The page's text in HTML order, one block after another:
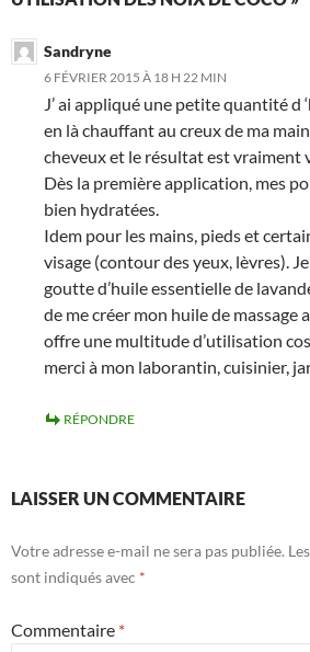
Sandryne
6 FÉVRIER 2015 À 18 H 22 MIN
J’ ai appliqué une petite quantité d
en là chauffant au creux de ma
cheveux et le résultat est vraiment
Dès la première application, mes
bien hydratées.
Idem pour les mains, pieds et
visage (contour des yeux, lèvres).
goutte d’huile essentielle de
de me créer mon huile de
offre une multitude d’utilisation
merci à mon laborantin, cuisinier,
RÉPONDRE
LAISSER UN COMMENTAIRE
Votre adresse e-mail ne sera pas publiée.
sont indiqués avec *
Commentaire *